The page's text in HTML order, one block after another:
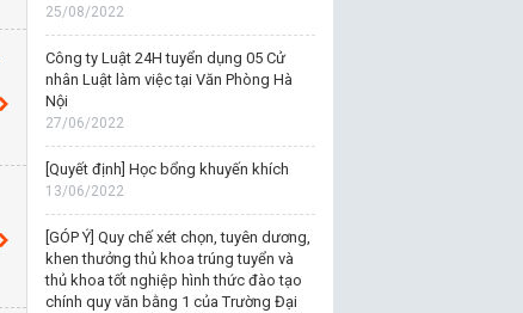
25/08/2022
Công ty Luật 24H tuyển dụng 05 Cử
nhân Luật làm việc tại Văn Phòng Hà
Nội
27/06/2022
[Quyết định] Học bổng khuyến khích
13/06/2022
[GÓP Ý] Quy chế xét chọn, tuyên dương,
khen thưởng thủ khoa trúng tuyển và
thủ khoa tốt nghiệp hình thức đào tạo
chính quy văn bằng 1 của Trường Đại